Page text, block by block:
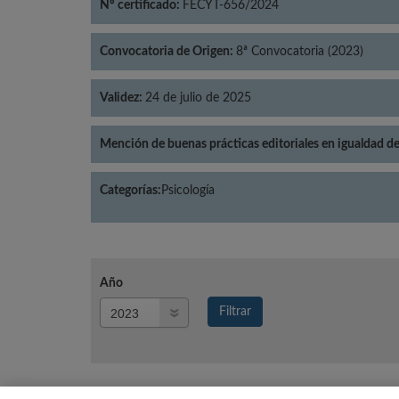
Nº certificado: FECYT-656/2024
Convocatoria de Origen: 8ª Convocatoria (2023)
Validez: 24 de julio de 2025
Mención de buenas prácticas editoriales en igualdad
Categorías: Psicología
Año
Filtrar